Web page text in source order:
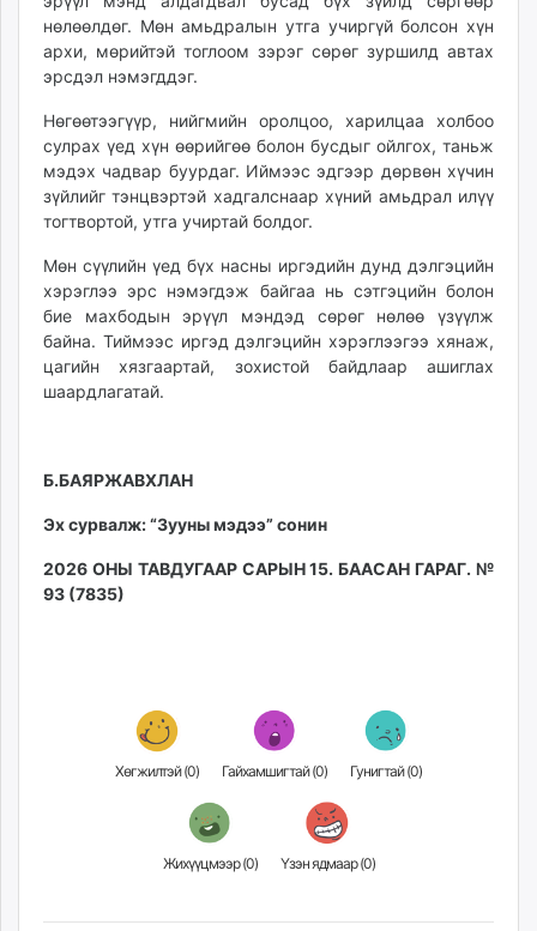
нөлөөлдөг. Мөн амьдралын утга учиргүй болсон хүн
архи, мөрийтэй тоглоом зэрэг сөрөг зуршилд автах
эрсдэл нэмэгддэг.
Нөгөөтээгүүр, нийгмийн оролцоо, харилцаа холбоо
сулрах үед хүн өөрийгөө болон бусдыг ойлгох, таньж
мэдэх чадвар буурдаг. Иймээс эдгээр дөрвөн хүчин
зүйлийг тэнцвэртэй хадгалснаар хүний амьдрал илүү
тогтвортой, утга учиртай болдог.
Мөн сүүлийн үед бүх насны иргэдийн дунд дэлгэцийн
хэрэглээ эрс нэмэгдэж байгаа нь сэтгэцийн болон
бие махбодын эрүүл мэндэд сөрөг нөлөө үзүүлж
байна. Тиймээс иргэд дэлгэцийн хэрэглээгээ хянаж,
цагийн хязгаартай, зохистой байдлаар ашиглах
шаардлагатай.
Б.БАЯРЖАВХЛАН
Эх сурвалж: “Зууны мэдээ” сонин
2026 ОНЫ ТАВДУГААР САРЫН 15. БААСАН ГАРАГ. №
93 (7835)
Хөгжилтэй (0) Гайхамшигтай (0) Гунигтай (0)
Жихүүцмээр (0) Үзэн ядмаар (0)